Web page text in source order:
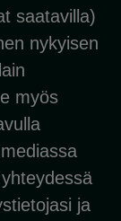
saatavilla)
nykyisen
myös
ja